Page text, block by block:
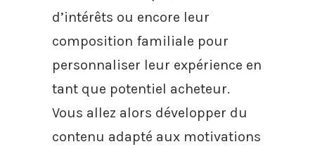
d’intérêts ou encore leur
composition familiale pour
personnaliser leur expérience en
tant que potentiel acheteur.
Vous allez alors développer du
contenu adapté aux motivations